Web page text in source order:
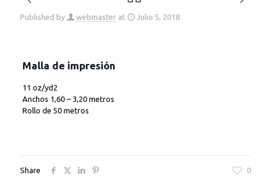
Published by webmaster at Julio 5, 2018
Malla de impresión
11 oz/yd2
Anchos 1,60 – 3,20 metros
Rollo de 50 metros
Share 0